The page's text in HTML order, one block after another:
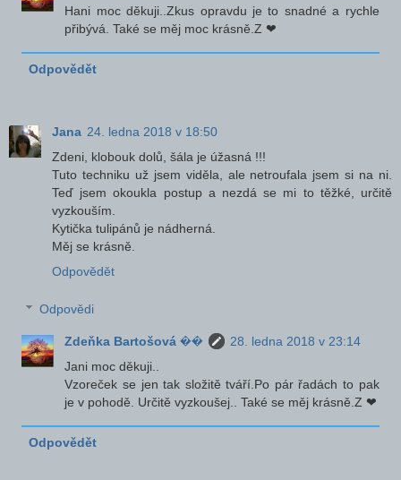
Hani moc děkuji..Zkus opravdu je to snadné a rychle
přibývá. Také se měj moc krásně.Z ❤
Odpovědět
Jana 24. ledna 2018 v 18:50
Zdeni, klobouk dolů, šála je úžasná !!!
Tuto techniku už jsem viděla, ale netroufala jsem si na ni.
Teď jsem okoukla postup a nezdá se mi to těžké, určitě
vyzkouším.
Kytička tulipánů je nádherná.
Měj se krásně.
Odpovědět
Odpovědi
Zdeňka Bartošová ��
28. ledna 2018 v 23:14
Jani moc děkuji..
Vzoreček se jen tak složitě tváří.Po pár řadách to pak
je v pohodě. Určitě vyzkoušej.. Také se měj krásně.Z ❤
Odpovědět